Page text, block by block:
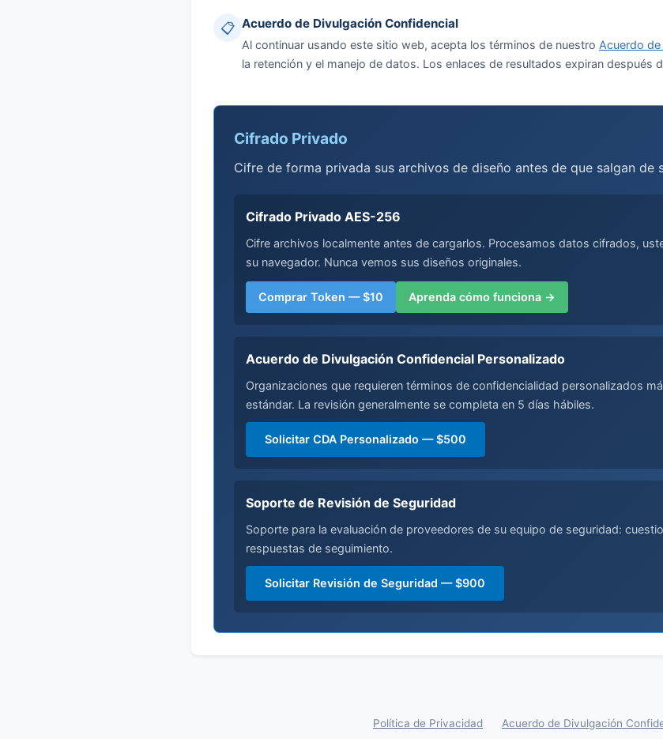
📋 Acuerdo de Divulgación Confidencial
Al continuar usando este sitio web, acepta los términos de nuestro Acuerdo
la retención y el manejo de datos. Los enlaces de resultados expiran después
Cifrado Privado
Cifre de forma privada sus archivos de diseño antes de que salgan de
Cifrado Privado AES-256
Cifre archivos localmente antes de cargarlos. Procesamos datos cifrados,
su navegador. Nunca vemos sus diseños originales.
Comprar Token — $10 Aprenda cómo funciona →
Acuerdo de Divulgación Confidencial Personalizado
Organizaciones que requieren términos de confidencialidad personalizados
estándar. La revisión generalmente se completa en 5 días hábiles.
Solicitar CDA Personalizado — $500
Soporte de Revisión de Seguridad
Soporte para la evaluación de proveedores de su equipo de seguridad:
respuestas de seguimiento.
Solicitar Revisión de Seguridad — $900
Política de Privacidad Acuerdo de Divulgación